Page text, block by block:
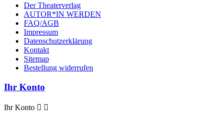
Der Theaterverlag
AUTOR*IN WERDEN
FAQ/AGB
Impressum
Datenschutzerklärung
Kontakt
Sitemap
Bestellung widerrufen
Ihr Konto
Ihr Konto  